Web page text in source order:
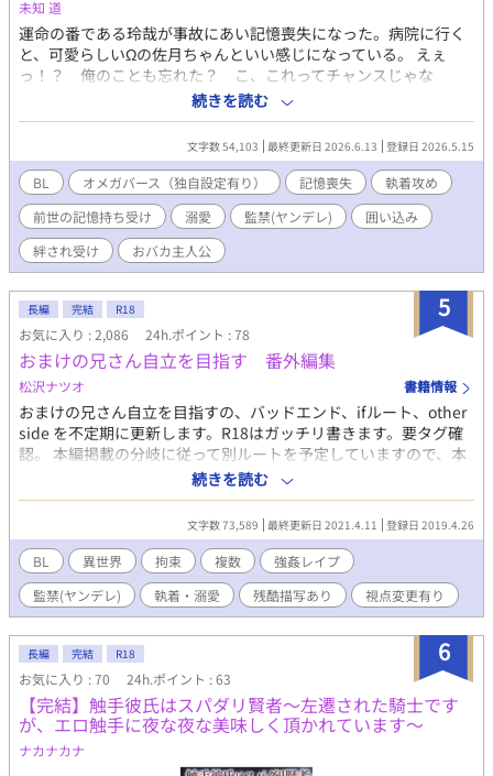
未知 道
運命の番である玲哉が事故にあい記憶喪失になった。病院に行く
と、可愛らしいΩの佐月ちゃんといい感じになっている。 えぇ
っ！？ 俺のことも忘れた？ こ、これってチャンスじゃな
い！？ 本編完結しました。 番外編として、玲哉、美姫、佐月視点
を投稿していきます。 他視点はシリアスな部分が多々ありますの
で苦手な方はご注意下さい。
続きを読む
文字数 54,103 最終更新日 2026.6.13 登録日 2026.5.15
BL オメガバース（独自設定有り） 記憶喪失
執着攻め
前世の記憶持ち受け
溺愛 監禁(ヤンデレ)
囲い込み
絆され受け
おバカ主人公
5
長編 完結 R18
お気に入り : 2,086 24h.ポイント : 78
おまけの兄さん自立を目指す 番外編集
松沢ナツオ 書籍情報
おまけの兄さん自立を目指すの、バッドエンド、ifルート、other
side を不定期に更新します。R18はガッチリ書きます。要タグ確
認。 本編掲載の分岐に従って別ルートを予定していますので、本
編を読まないと理解できないところがあります。 本編で行き詰ま
った時の気分転換に書くので、文字数少なめ。同じキャラですが
別物として軽い気持ちで読んで下さい。 第1話は1番あり得るバッ
ドエンドなので書きました。バッドエンドはBE表示します。 主人
公のハッピー大好きな方は注意。 バッドにはモブ姦、暴力、レイ
プ、死亡あり。冒頭予告しますので、地雷の方は回避で。あまり
モブ姦、強姦物は好きではないので、多くは書きません。 各キャ
ラバッド&ハッピーエンド、愛のある執着、監禁、拘束あり。 そ
の他、本編に入れなかった別視点のラブラブR１８などは＊の印
付きで掲載予定。 あの時、あのキャラはどんな気持ちだった？の
様な感じでです。 もしかしたら主人公以外のカップルも書くかも
です。
続きを読む
文字数 73,589 最終更新日 2021.4.11 登録日 2019.4.26
BL 異世界 拘束 複数
強姦レイプ
監禁(ヤンデレ)
執着・溺愛 残酷描写あり 視点変更有り
6
長編 完結 R18
お気に入り : 70 24h.ポイント : 63
【完結】触手彼氏はスパダリ賢者〜左遷された騎士です
が、エロ触手に夜な夜な美味しく頂かれています〜
ナカナカナ